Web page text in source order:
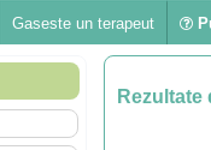
Gaseste un terapeut
Rezultate